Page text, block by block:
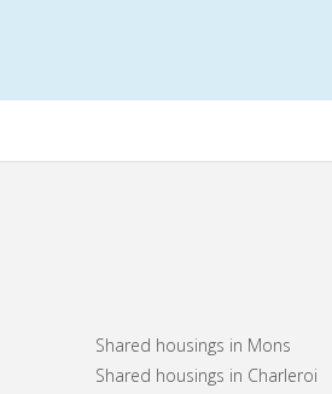
Shared housings in Mons
Shared housings in Charleroi